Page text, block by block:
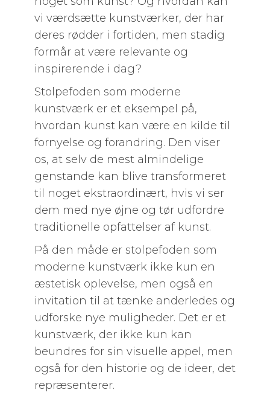
vi værdsætte kunstværker, der har
deres rødder i fortiden, men stadig
formår at være relevante og
inspirerende i dag?
Stolpefoden som moderne
kunstværk er et eksempel på,
hvordan kunst kan være en kilde til
fornyelse og forandring. Den viser
os, at selv de mest almindelige
genstande kan blive transformeret
til noget ekstraordinært, hvis vi ser
dem med nye øjne og tør udfordre
traditionelle opfattelser af kunst.
På den måde er stolpefoden som
moderne kunstværk ikke kun en
æstetisk oplevelse, men også en
invitation til at tænke anderledes og
udforske nye muligheder. Det er et
kunstværk, der ikke kun kan
beundres for sin visuelle appel, men
også for den historie og de ideer, det
repræsenterer.